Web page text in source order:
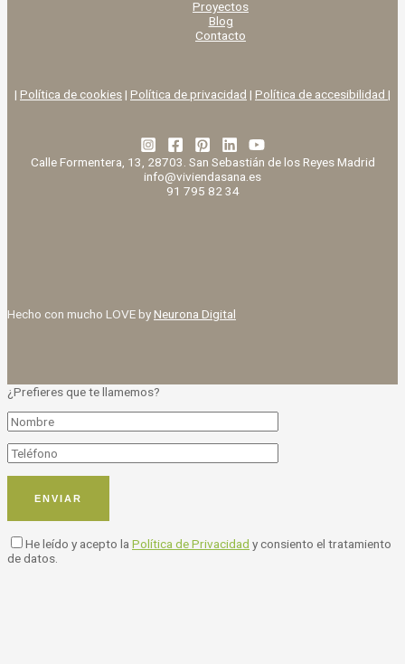
Proyectos
Blog
Contacto
| Política de cookies| Política de privacidad | Política de accesibilidad |
Calle Formentera, 13, 28703. San Sebastián de los Reyes Madrid
info@viviendasana.es
91 795 82 34
Hecho con mucho LOVE byNeurona Digital
¿Prefieres que te llamemos?
He leído y acepto la Política de Privacidad y consiento el tratamiento
de datos.